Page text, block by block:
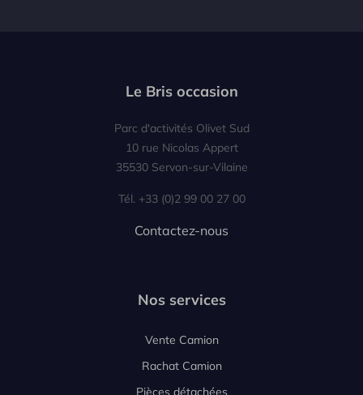
Le Bris occasion
Parc d'activités Olivet Sud
10 rue Nicolas Appert
35530 Servon-sur-Vilaine
Tél. +33 (0)2 99 00 27 00
Contactez-nous
Nos services
Vente Camion
Rachat Camion
Pièces détachées